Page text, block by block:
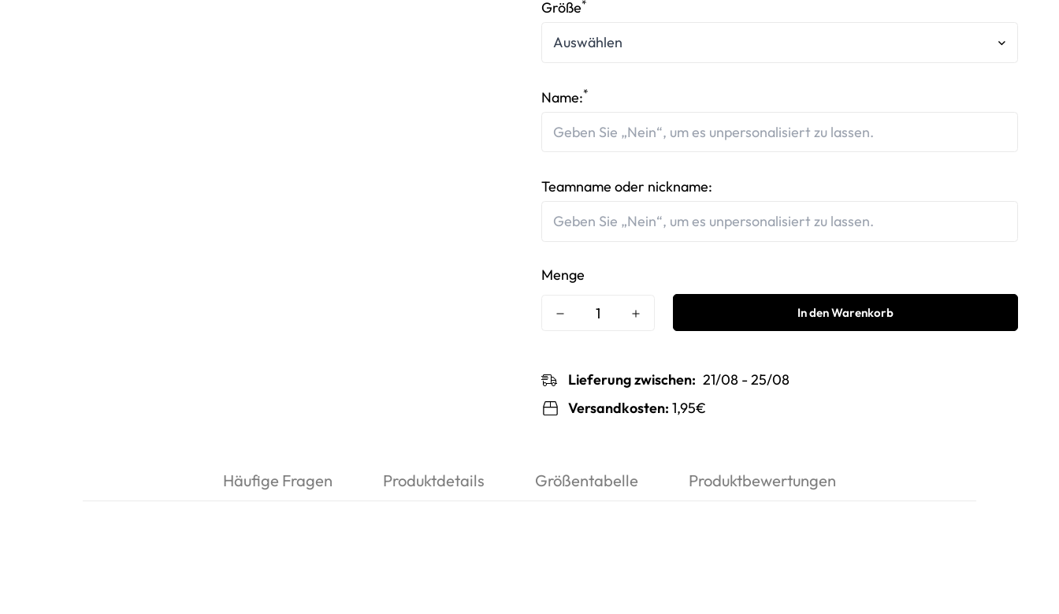
Größe*
Name:*
Teamname oder nickname:
Menge
In den Warenkorb
Lieferung zwischen: 21/08 - 25/08
Versandkosten: 1,95€
Häufige Fragen Produktdetails Größentabelle Produktbewertungen